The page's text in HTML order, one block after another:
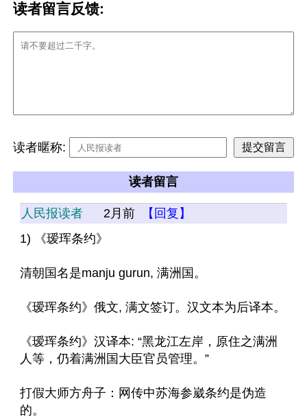
读者留言反馈:
读者暱称:
读者留言
人民报读者 2月前
【回复】
1) 《瑷珲条约》
清朝国名是manju gurun, 满洲国。
《瑷珲条约》俄文, 满文签订。汉文本为后译本。
《瑷珲条约》汉译本: “黑龙江左岸，原住之满洲
人等，仍着满洲国大臣官员管理。”
打假大师方舟子：网传中苏海参崴条约是伪造
的。